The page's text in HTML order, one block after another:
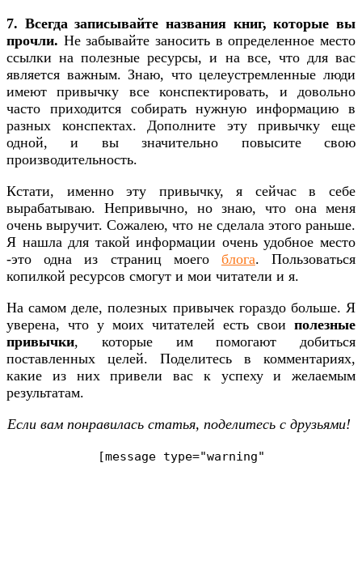
7. Всегда записывайте названия книг, которые вы
прочли. Не забывайте заносить в определенное место
ссылки на полезные ресурсы, и на все, что для вас
является важным. Знаю, что целеустремленные люди
имеют привычку все конспектировать, и довольно
часто приходится собирать нужную информацию в
разных конспектах. Дополните эту привычку еще
одной, и вы значительно повысите свою
производительность.
Кстати, именно эту привычку, я сейчас в себе
вырабатываю. Непривычно, но знаю, что она меня
очень выручит. Сожалею, что не сделала этого раньше.
Я нашла для такой информации очень удобное место
-это одна из страниц моего блога. Пользоваться
копилкой ресурсов смогут и мои читатели и я.
На самом деле, полезных привычек гораздо больше. Я
уверена, что у моих читателей есть свои полезные
привычки, которые им помогают добиться
поставленных целей. Поделитесь в комментариях,
какие из них привели вас к успеху и желаемым
результатам.
Если вам понравилась статья, поделитесь с друзьями!
[message type="warning"